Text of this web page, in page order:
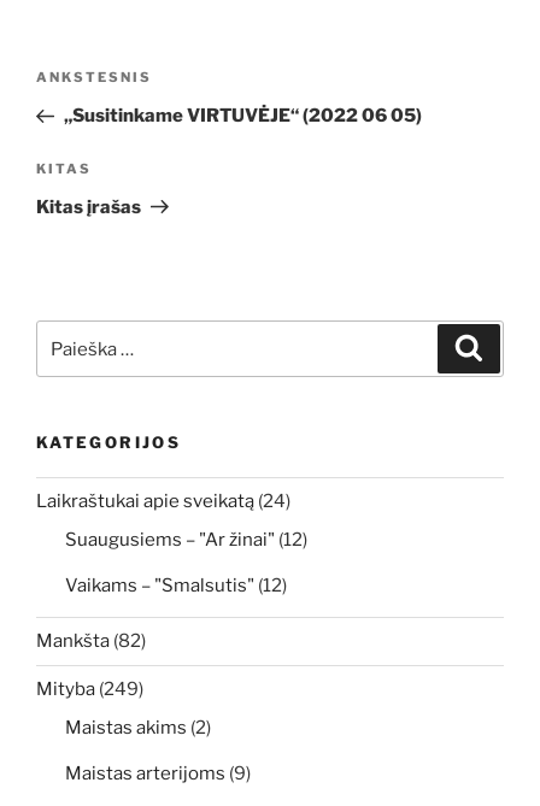
Navigacija
įrašų
Ankstesnis
įrašas
ANKSTESNIS
„Susitinkame VIRTUVĖJE“ (2022 06 05)
Kitas
įrašas
KITAS
Kitas įrašas
KATEGORIJOS
Laikraštukai apie sveikatą (24)
Suaugusiems – "Ar žinai" (12)
Vaikams – "Smalsutis" (12)
Mankšta (82)
Mityba (249)
Maistas akims (2)
Maistas arterijoms (9)